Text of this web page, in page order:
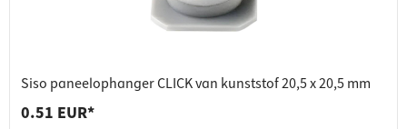
Siso paneelophanger CLICK van kunststof 20,5 x 20,5 mm
0.51 EUR*